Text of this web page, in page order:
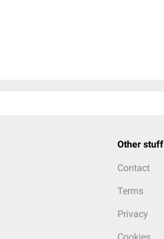
Other stuff
Contact
Terms
Privacy